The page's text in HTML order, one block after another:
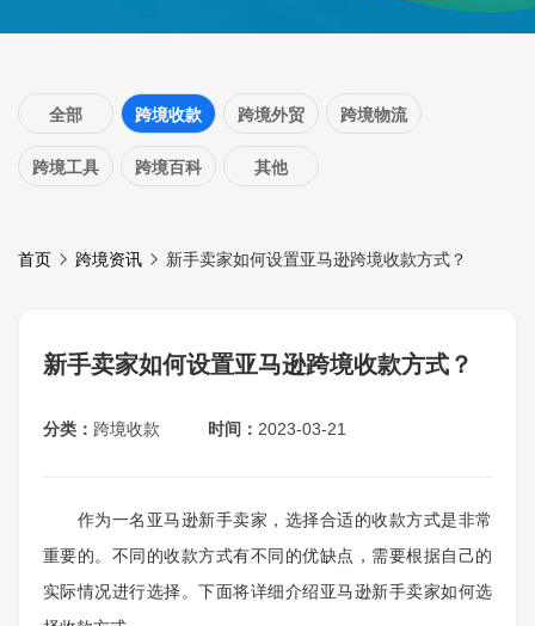
全部 跨境收款 跨境外贸 跨境物流
跨境工具 跨境百科 其他
首页 跨境资讯 新手卖家如何设置亚马逊跨境收款方式？
新手卖家如何设置亚马逊跨境收款方式？
分类： 跨境收款 时间： 2023-03-21
作为一名亚马逊新手卖家，选择合适的收款方式是非常
重要的。不同的收款方式有不同的优缺点，需要根据自己的
实际情况进行选择。下面将详细介绍亚马逊新手卖家如何选